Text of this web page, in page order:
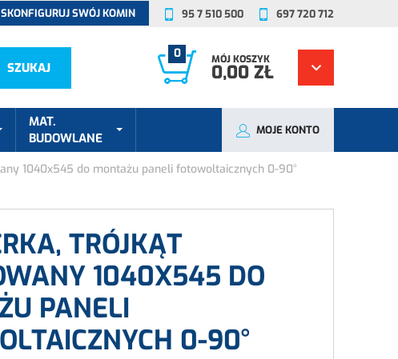
SKONFIGURUJ SWÓJ KOMIN 95 7 510 500 697 720 712
SZUKAJ
0 MÓJ KOSZYK
0,00 ZŁ
MAT.
BUDOWLANE
MOJE KONTO
1040x545 do montażu paneli fotowoltaicznych 0-90°
TRÓJKĄT
1040X545 DO
PANELI
0-90°